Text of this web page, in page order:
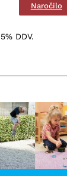
Naročilo
DDV.